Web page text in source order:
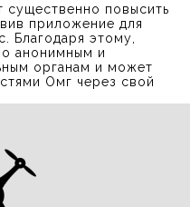
существенно повысить
приложение для
Благодаря этому,
анонимным и
органам и может
Омг через свой